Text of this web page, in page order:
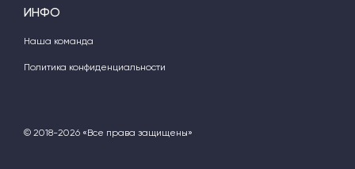
ИНФО
Наша команда
Политика конфиденциальности
© 2018-2026 «Все права защищены»